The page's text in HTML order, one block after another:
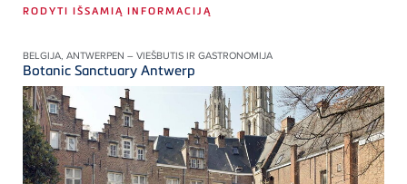
RODYTI IŠSAMIĄ INFORMACIJĄ
BELGIJA, ANTWERPEN – VIEŠBUTIS IR GASTRONOMIJA
Botanic Sanctuary Antwerp